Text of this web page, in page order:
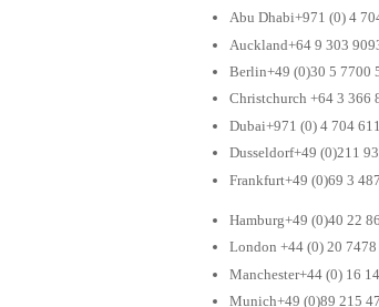
Abu Dhabi+971 (0) 4
Auckland+64 9 303
Berlin+49 (0)30 5 7700
Christchurch +64 3 366
Dubai+971 (0) 4 704
Dusseldorf+49 (0)211
Frankfurt+49 (0)69 3
Hamburg+49 (0)40 22
London +44 (0) 20 7478
Manchester+44 (0) 16
Munich+49 (0)89 215